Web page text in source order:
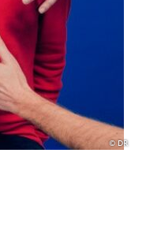
© DR